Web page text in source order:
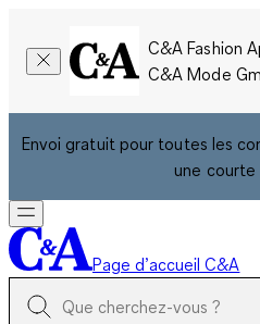
C&A Fashion
C&A Mode
Envoi gratuit pour toutes les
une courte
Page d’accueil C&A